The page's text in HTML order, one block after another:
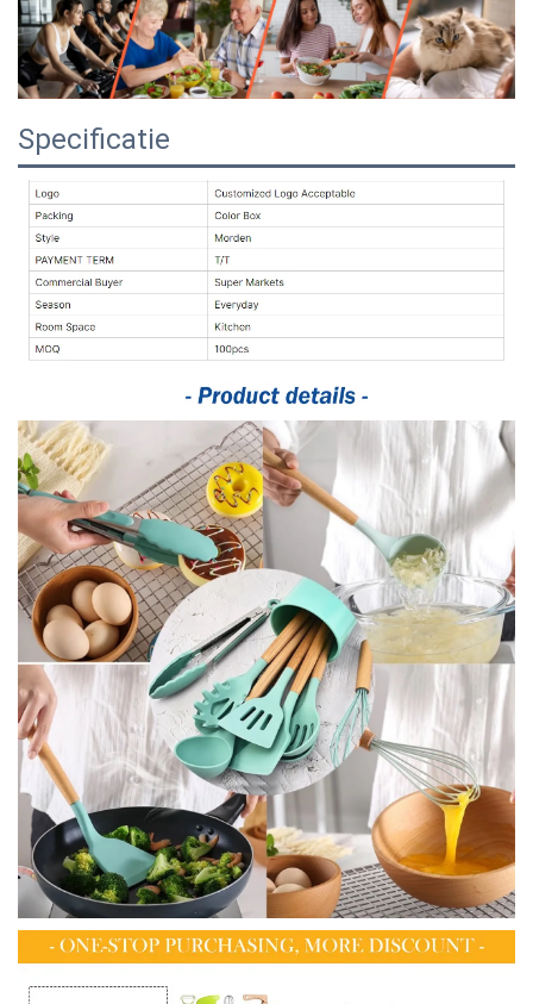
Specificatie